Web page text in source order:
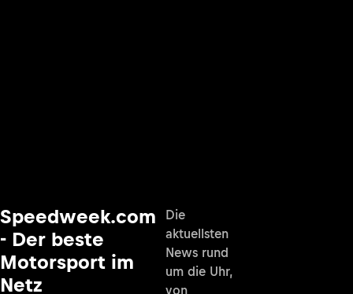
Speedweek.com
- Der beste
Motorsport im
Netz
Die
aktuellsten
News rund
um die Uhr,
von